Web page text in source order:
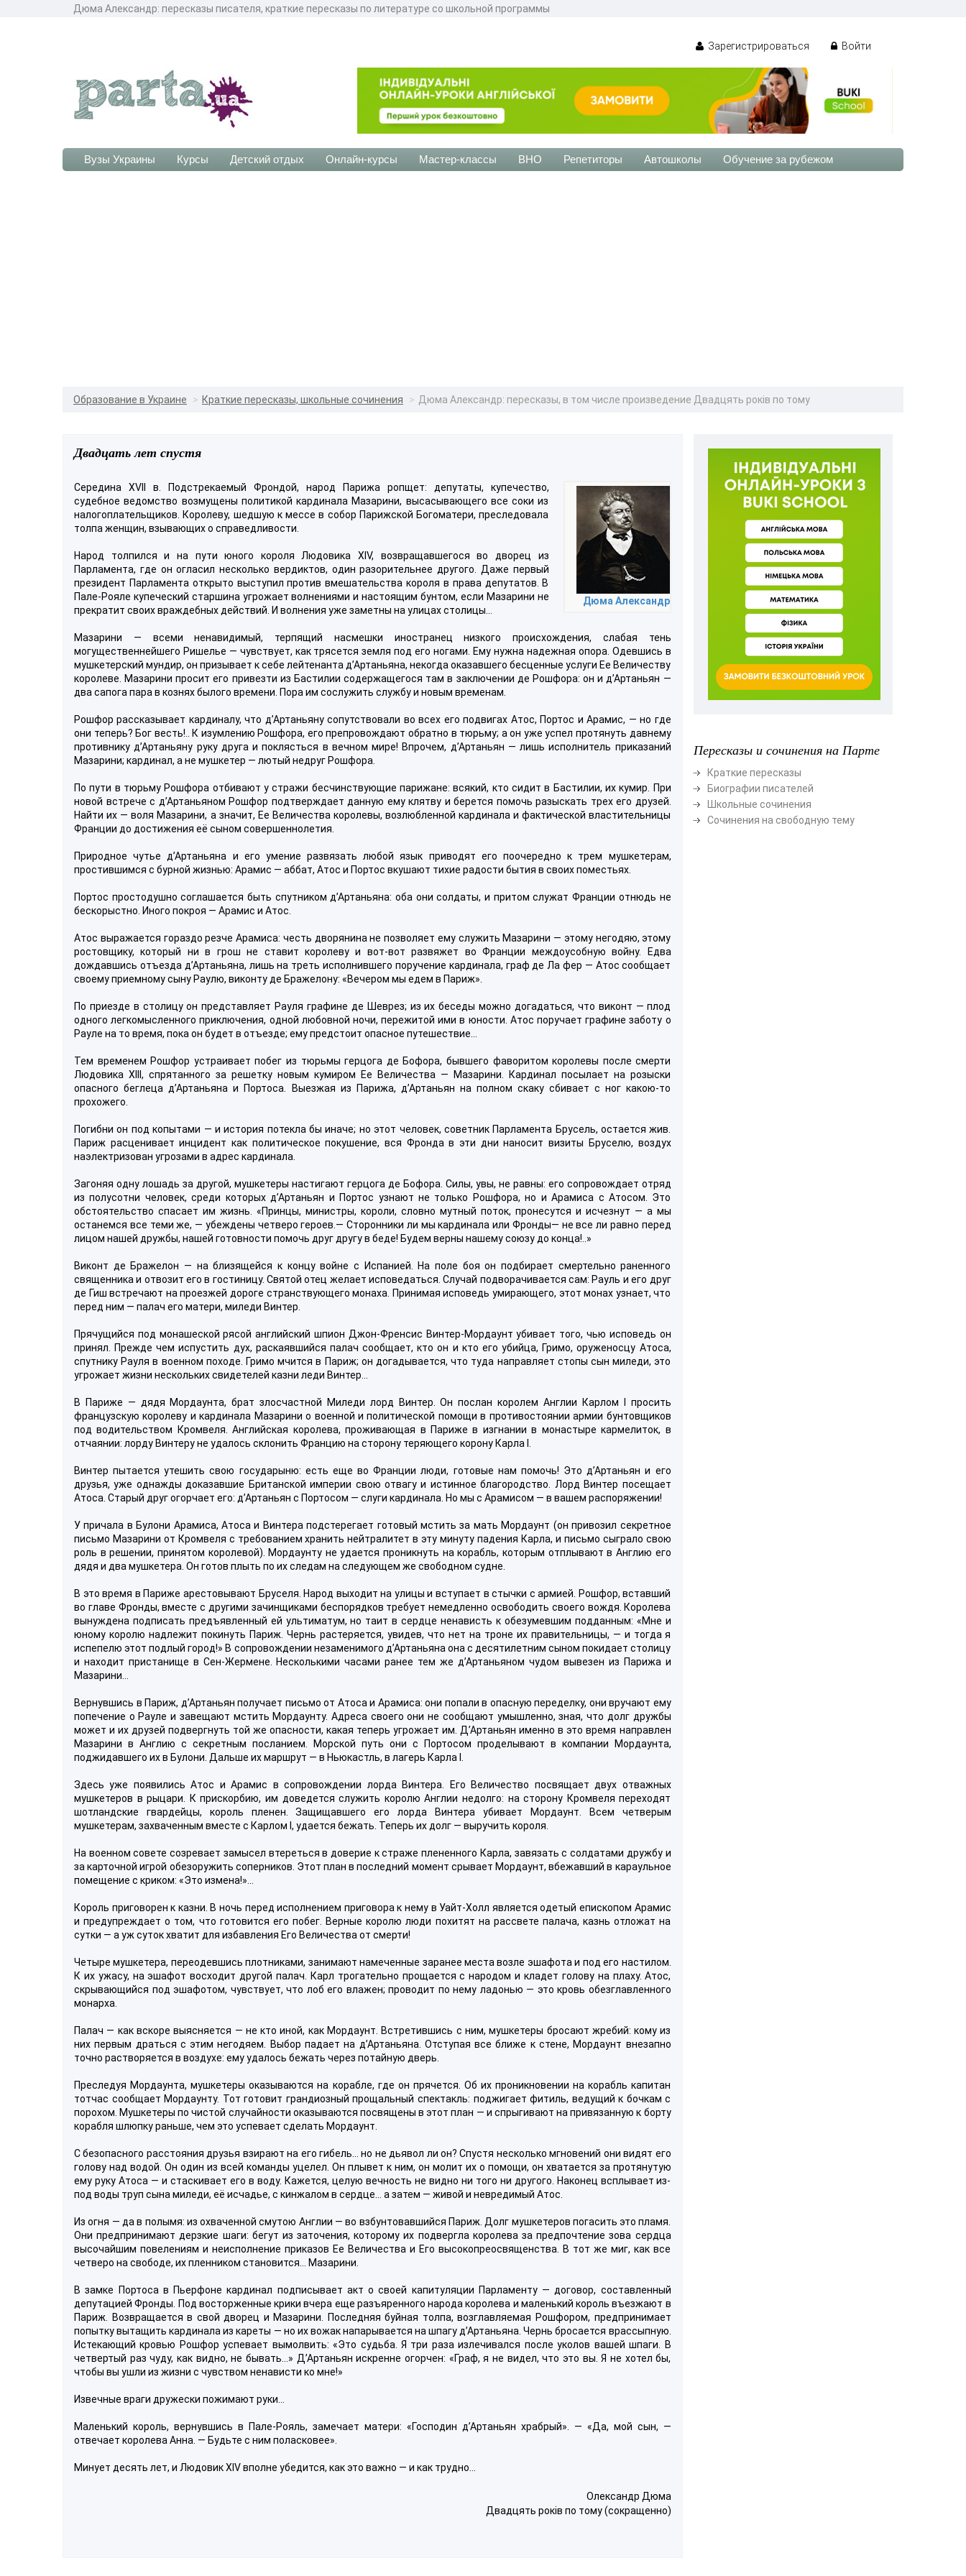
Дюма Александр: пересказы писателя, краткие пересказы по литературе со школьной программы
Зарегистрироваться Войти
Вузы Украины Курсы Детский отдых Онлайн-курсы Мастер-классы ВНО Репетиторы Автошколы Обучение за рубежом
Образование в Украине Краткие пересказы, школьные сочинения Дюма Александр: пересказы, в том числе произведение Двадцять років по тому
Двадцать лет спустя
Дюма Александр
Середина XVII в. Подстрекаемый Фрондой, народ Парижа ропщет: депутаты, купечество,
судебное ведомство возмущены политикой кардинала Мазарини, высасывающего все соки из
налогоплательщиков. Королеву, шедшую к мессе в собор Парижской Богоматери, преследовала
толпа женщин, взывающих о справедливости.
Народ толпился и на пути юного короля Людовика XIV, возвращавшегося во дворец из
Парламента, где он огласил несколько вердиктов, один разорительнее другого. Даже первый
президент Парламента открыто выступил против вмешательства короля в права депутатов. В
Пале-Рояле купеческий старшина угрожает волнениями и настоящим бунтом, если Мазарини не
прекратит своих враждебных действий. И волнения уже заметны на улицах столицы…
Мазарини — всеми ненавидимый, терпящий насмешки иностранец низкого происхождения, слабая тень
могущественнейшего Ришелье — чувствует, как трясется земля под его ногами. Ему нужна надежная опора. Одевшись в
мушкетерский мундир, он призывает к себе лейтенанта д’Артаньяна, некогда оказавшего бесценные услуги Ее Величеству
королеве. Мазарини просит его привезти из Бастилии содержащегося там в заключении де Рошфора: он и д’Артаньян —
два сапога пара в кознях былого времени. Пора им сослужить службу и новым временам.
Рошфор рассказывает кардиналу, что д’Артаньяну сопутствовали во всех его подвигах Атос, Портос и Арамис, — но где
они теперь? Бог весть!.. К изумлению Рошфора, его препровождают обратно в тюрьму; а он уже успел протянуть давнему
противнику д’Артаньяну руку друга и поклясться в вечном мире! Впрочем, д’Артаньян — лишь исполнитель приказаний
Мазарини; кардинал, а не мушкетер — лютый недруг Рошфора.
По пути в тюрьму Рошфора отбивают у стражи бесчинствующие парижане: всякий, кто сидит в Бастилии, их кумир. При
новой встрече с д’Артаньяном Рошфор подтверждает данную ему клятву и берется помочь разыскать трех его друзей.
Найти их — воля Мазарини, а значит, Ее Величества королевы, возлюбленной кардинала и фактической властительницы
Франции до достижения её сыном совершеннолетия.
Природное чутье д’Артаньяна и его умение развязать любой язык приводят его поочередно к трем мушкетерам,
простившимся с бурной жизнью: Арамис — аббат, Атос и Портос вкушают тихие радости бытия в своих поместьях.
Портос простодушно соглашается быть спутником д’Артаньяна: оба они солдаты, и притом служат Франции отнюдь не
бескорыстно. Иного покроя — Арамис и Атос.
Атос выражается гораздо резче Арамиса: честь дворянина не позволяет ему служить Мазарини — этому негодяю, этому
ростовщику, который ни в грош не ставит королеву и вот-вот развяжет во Франции междоусобную войну. Едва
дождавшись отъезда д’Артаньяна, лишь на треть исполнившего поручение кардинала, граф де Ла фер — Атос сообщает
своему приемному сыну Раулю, виконту де Бражелону: «Вечером мы едем в Париж».
По приезде в столицу он представляет Рауля графине де Шеврез; из их беседы можно догадаться, что виконт — плод
одного легкомысленного приключения, одной любовной ночи, пережитой ими в юности. Атос поручает графине заботу о
Рауле на то время, пока он будет в отъезде; ему предстоит опасное путешествие…
Тем временем Рошфор устраивает побег из тюрьмы герцога де Бофора, бывшего фаворитом королевы после смерти
Людовика XIII, спрятанного за решетку новым кумиром Ее Величества — Мазарини. Кардинал посылает на розыски
опасного беглеца д’Артаньяна и Портоса. Выезжая из Парижа, д’Артаньян на полном скаку сбивает с ног какою-то
прохожего.
Погибни он под копытами — и история потекла бы иначе; но этот человек, советник Парламента Брусель, остается жив.
Париж расценивает инцидент как политическое покушение, вся Фронда в эти дни наносит визиты Бруселю, воздух
наэлектризован угрозами в адрес кардинала.
Загоняя одну лошадь за другой, мушкетеры настигают герцога де Бофора. Силы, увы, не равны: его сопровождает отряд
из полусотни человек, среди которых д’Артаньян и Портос узнают не только Рошфора, но и Арамиса с Атосом. Это
обстоятельство спасает им жизнь. «Принцы, министры, короли, словно мутный поток, пронесутся и исчезнут — а мы
останемся все теми же, — убеждены четверо героев.— Сторонники ли мы кардинала или Фронды— не все ли равно перед
лицом нашей дружбы, нашей готовности помочь друг другу в беде! Будем верны нашему союзу до конца!..»
Виконт де Бражелон — на близящейся к концу войне с Испанией. На поле боя он подбирает смертельно раненного
священника и отвозит его в гостиницу. Святой отец желает исповедаться. Случай подворачивается сам: Рауль и его друг
де Гиш встречают на проезжей дороге странствующего монаха. Принимая исповедь умирающего, этот монах узнает, что
перед ним — палач его матери, миледи Винтер.
Прячущийся под монашеской рясой английский шпион Джон-Френсис Винтер-Мордаунт убивает того, чью исповедь он
принял. Прежде чем испустить дух, раскаявшийся палач сообщает, кто он и кто его убийца, Гримо, оруженосцу Атоса,
спутнику Рауля в военном походе. Гримо мчится в Париж; он догадывается, что туда направляет стопы сын миледи, это
угрожает жизни нескольких свидетелей казни леди Винтер…
В Париже — дядя Мордаунта, брат злосчастной Миледи лорд Винтер. Он послан королем Англии Карлом I просить
французскую королеву и кардинала Мазарини о военной и политической помощи в противостоянии армии бунтовщиков
под водительством Кромвеля. Английская королева, проживающая в Париже в изгнании в монастыре кармелиток, в
отчаянии: лорду Винтеру не удалось склонить Францию на сторону теряющего корону Карла I.
Винтер пытается утешить свою государыню: есть еще во Франции люди, готовые нам помочь! Это д’Артаньян и его
друзья, уже однажды доказавшие Британской империи свою отвагу и истинное благородство. Лорд Винтер посещает
Атоса. Старый друг огорчает его: д’Артаньян с Портосом — слуги кардинала. Но мы с Арамисом — в вашем распоряжении!
У причала в Булони Арамиса, Атоса и Винтера подстерегает готовый мстить за мать Мордаунт (он привозил секретное
письмо Мазарини от Кромвеля с требованием хранить нейтралитет в эту минуту падения Карла, и письмо сыграло свою
роль в решении, принятом королевой). Мордаунту не удается проникнуть на корабль, которым отплывают в Англию его
дядя и два мушкетера. Он готов плыть по их следам на следующем же свободном судне.
В это время в Париже арестовывают Бруселя. Народ выходит на улицы и вступает в стычки с армией. Рошфор, вставший
во главе Фронды, вместе с другими зачинщиками беспорядков требует немедленно освободить своего вождя. Королева
вынуждена подписать предъявленный ей ультиматум, но таит в сердце ненависть к обезумевшим подданным: «Мне и
юному королю надлежит покинуть Париж. Чернь растеряется, увидев, что нет на троне их правительницы, — и тогда я
испепелю этот подлый город!» В сопровождении незаменимого д’Артаньяна она с десятилетним сыном покидает столицу
и находит пристанище в Сен-Жермене. Несколькими часами ранее тем же д’Артаньяном чудом вывезен из Парижа и
Мазарини…
Вернувшись в Париж, д’Артаньян получает письмо от Атоса и Арамиса: они попали в опасную переделку, они вручают ему
попечение о Рауле и завещают мстить Мордаунту. Адреса своего они не сообщают умышленно, зная, что долг дружбы
может и их друзей подвергнуть той же опасности, какая теперь угрожает им. Д’Артаньян именно в это время направлен
Мазарини в Англию с секретным посланием. Морской путь они с Портосом проделывают в компании Мордаунта,
поджидавшего их в Булони. Дальше их маршрут — в Ньюкастль, в лагерь Карла I.
Здесь уже появились Атос и Арамис в сопровождении лорда Винтера. Его Величество посвящает двух отважных
мушкетеров в рыцари. К прискорбию, им доведется служить королю Англии недолго: на сторону Кромвеля переходят
шотландские гвардейцы, король пленен. Защищавшего его лорда Винтера убивает Мордаунт. Всем четверым
мушкетерам, захваченным вместе с Карлом I, удается бежать. Теперь их долг — выручить короля.
На военном совете созревает замысел втереться в доверие к страже плененного Карла, завязать с солдатами дружбу и
за карточной игрой обезоружить соперников. Этот план в последний момент срывает Мордаунт, вбежавший в караульное
помещение с криком: «Это измена!»…
Король приговорен к казни. В ночь перед исполнением приговора к нему в Уайт-Холл является одетый епископом Арамис
и предупреждает о том, что готовится его побег. Верные королю люди похитят на рассвете палача, казнь отложат на
сутки — а уж суток хватит для избавления Его Величества от смерти!
Четыре мушкетера, переодевшись плотниками, занимают намеченные заранее места возле эшафота и под его настилом.
К их ужасу, на эшафот восходит другой палач. Карл трогательно прощается с народом и кладет голову на плаху. Атос,
скрывающийся под эшафотом, чувствует, что лоб его влажен; проводит по нему ладонью — это кровь обезглавленного
монарха.
Палач — как вскоре выясняется — не кто иной, как Мордаунт. Встретившись с ним, мушкетеры бросают жребий: кому из
них первым драться с этим негодяем. Выбор падает на д’Артаньяна. Отступая все ближе к стене, Мордаунт внезапно
точно растворяется в воздухе: ему удалось бежать через потайную дверь.
Преследуя Мордаунта, мушкетеры оказываются на корабле, где он прячется. Об их проникновении на корабль капитан
тотчас сообщает Мордаунту. Тот готовит грандиозный прощальный спектакль: поджигает фитиль, ведущий к бочкам с
порохом. Мушкетеры по чистой случайности оказываются посвящены в этот план — и спрыгивают на привязанную к борту
корабля шлюпку раньше, чем это успевает сделать Мордаунт.
С безопасного расстояния друзья взирают на его гибель… но не дьявол ли он? Спустя несколько мгновений они видят его
голову над водой. Он один из всей команды уцелел. Он плывет к ним, он молит их о помощи, он хватается за протянутую
ему руку Атоса — и стаскивает его в воду. Кажется, целую вечность не видно ни того ни другого. Наконец всплывает из-
под воды труп сына миледи, её исчадье, с кинжалом в сердце… а затем — живой и невредимый Атос.
Из огня — да в полымя: из охваченной смутою Англии — во взбунтовавшийся Париж. Долг мушкетеров погасить это пламя.
Они предпринимают дерзкие шаги: бегут из заточения, которому их подвергла королева за предпочтение зова сердца
высочайшим повелениям и неисполнение приказов Ее Величества и Его высокопреосвященства. В тот же миг, как все
четверо на свободе, их пленником становится… Мазарини.
В замке Портоса в Пьерфоне кардинал подписывает акт о своей капитуляции Парламенту — договор, составленный
депутацией Фронды. Под восторженные крики вчера еще разъяренного народа королева и маленький король въезжают в
Париж. Возвращается в свой дворец и Мазарини. Последняя буйная толпа, возглавляемая Рошфором, предпринимает
попытку вытащить кардинала из кареты — но их вожак напарывается на шпагу д’Артаньяна. Чернь бросается врассыпную.
Истекающий кровью Рошфор успевает вымолвить: «Это судьба. Я три раза излечивался после уколов вашей шпаги. В
четвертый раз чуду, как видно, не бывать…» Д’Артаньян искренне огорчен: «Граф, я не видел, что это вы. Я не хотел бы,
чтобы вы ушли из жизни с чувством ненависти ко мне!»
Извечные враги дружески пожимают руки…
Маленький король, вернувшись в Пале-Рояль, замечает матери: «Господин д’Артаньян храбрый». — «Да, мой сын, —
отвечает королева Анна. — Будьте с ним поласковее».
Минует десять лет, и Людовик XIV вполне убедится, как это важно — и как трудно…
Олександр Дюма
Двадцять років по тому (сокращенно)
Пересказы и сочинения на Парте
Краткие пересказы
Биографии писателей
Школьные сочинения
Сочинения на свободную тему